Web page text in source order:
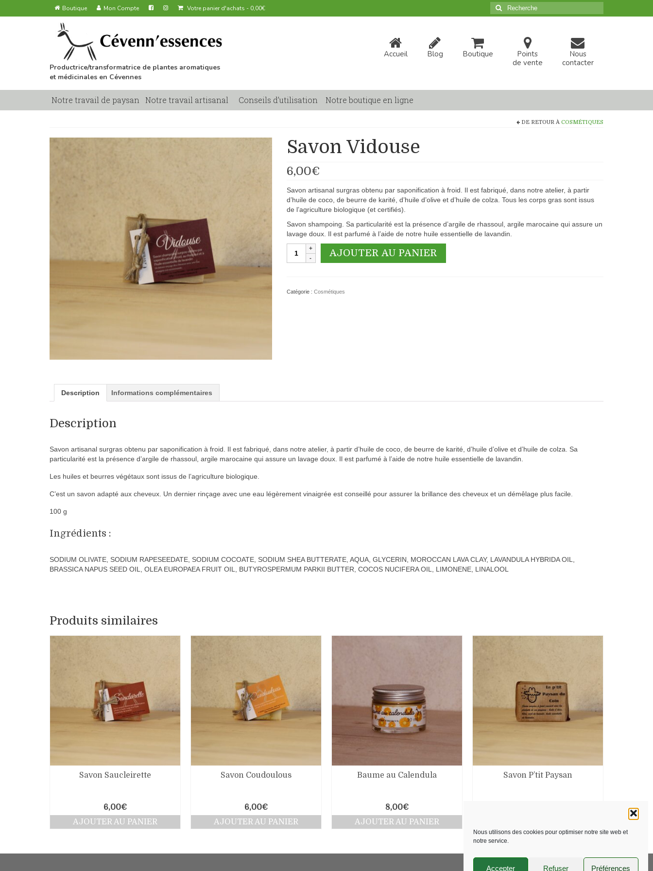
Nous utilisons des cookies pour optimiser notre site web et
notre service.
Accepter Refuser Préférences
Boutique Mon Compte Votre panier d'achats - 0,00€
Rechercher
:
Productrice/transformatrice de plantes aromatiques
et médicinales en Cévennes
Accueil Blog Boutique
Points
de vente
Nous
contacter
Notre travail de paysan Notre travail artisanal Conseils d’utilisation Notre boutique en ligne
DE RETOUR À COSMÉTIQUES
Savon Vidouse
6,00€
Savon artisanal surgras obtenu par saponification à froid. Il est fabriqué, dans notre atelier, à partir
d’huile de coco, de beurre de karité, d’huile d’olive et d’huile de colza. Tous les corps gras sont issus
de l’agriculture biologique (et certifiés).
Savon shampoing. Sa particularité est la présence d’argile de rhassoul, argile marocaine qui assure un
lavage doux. Il est parfumé à l’aide de notre huile essentielle de lavandin.
quantité
AJOUTER AU PANIER
Catégorie : Cosmétiques
Description Informations complémentaires
Description
Savon artisanal surgras obtenu par saponification à froid. Il est fabriqué, dans notre atelier, à partir d’huile de coco, de beurre de karité, d’huile d’olive et d’huile de colza. Sa
particularité est la présence d’argile de rhassoul, argile marocaine qui assure un lavage doux. Il est parfumé à l’aide de notre huile essentielle de lavandin.
Les huiles et beurres végétaux sont issus de l’agriculture biologique.
C’est un savon adapté aux cheveux. Un dernier rinçage avec une eau légèrement vinaigrée est conseillé pour assurer la brillance des cheveux et un démêlage plus facile.
100 g
Ingrédients :
SODIUM OLIVATE, SODIUM RAPESEEDATE, SODIUM COCOATE, SODIUM SHEA BUTTERATE, AQUA, GLYCERIN, MOROCCAN LAVA CLAY, LAVANDULA HYBRIDA OIL,
BRASSICA NAPUS SEED OIL, OLEA EUROPAEA FRUIT OIL, BUTYROSPERMUM PARKII BUTTER, COCOS NUCIFERA OIL, LIMONENE, LINALOOL
Produits similaires
Savon Saucleirette
6,00€
AJOUTER AU PANIER
Savon Coudoulous
6,00€
AJOUTER AU PANIER
Baume au Calendula
8,00€
AJOUTER AU PANIER
Savon P’tit Paysan